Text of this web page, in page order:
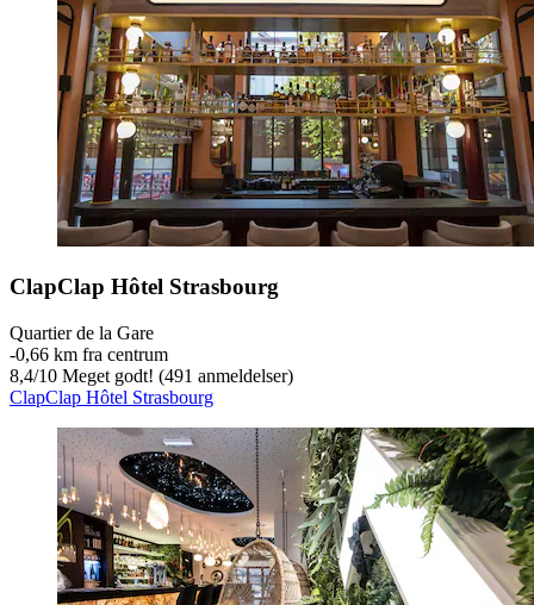
ClapClap Hôtel Strasbourg
Quartier de la Gare
‐0,66 km fra centrum
8,4/10 Meget godt! (491 anmeldelser)
ClapClap Hôtel Strasbourg